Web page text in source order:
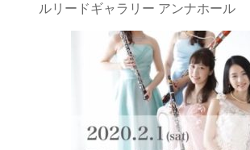
ルリードギャラリー アンナホール